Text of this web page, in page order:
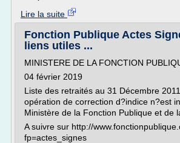
Lire la suite
Fonction Publique Actes
liens utiles ...
MINISTERE DE LA FONCTION
04 février 2019
Liste des retraités au 31 Décembre
opération de correction d?indice n?est
Ministère de la Fonction Publique et de
A suivre sur http://
fp=actes_signes